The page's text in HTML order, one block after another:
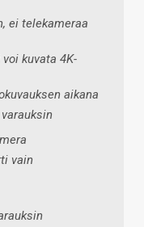
ei telekameraa
kuvata 4K-
aikana
vain